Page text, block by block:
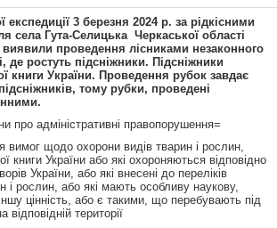
3 березня 2024 р. за рідкісними
села Гута-Селицька Черкаської області
виявили проведення лісниками незаконного
де ростуть підсніжники. Підсніжники
книги України. Проведення рубок завдає
тому рубки, проведені
про адміністративні правопорушення=
вимог щодо охорони видів тварин і рослин,
книги України або які охороняються відповідно
України, або які внесені до переліків
і рослин, або які мають особливу наукову,
цінність, або є такими, що перебувають під
території